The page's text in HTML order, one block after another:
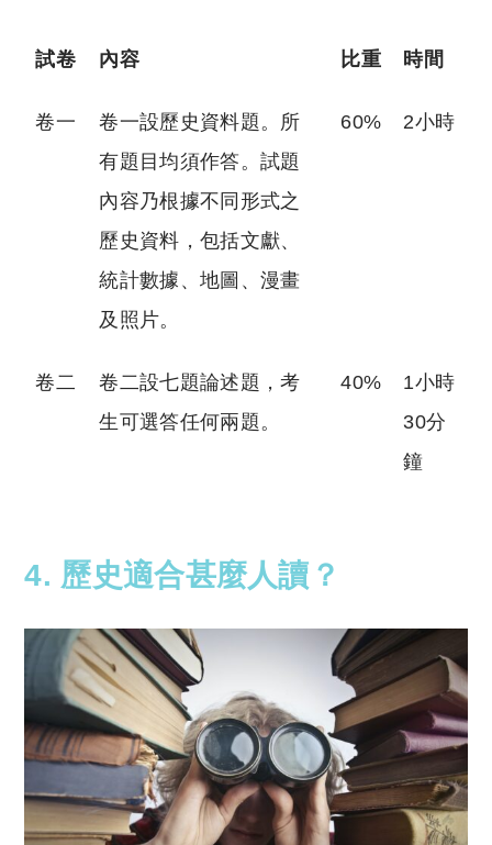
試卷 內容 比重 時間
卷一
卷一設歷史資料題。所
有題目均須作答。試題
內容乃根據不同形式之
歷史資料，包括文獻、
統計數據、地圖、漫畫
及照片。
60% 2小時
卷二
卷二設七題論述題，考
生可選答任何兩題。
40%
1小時
30分
鐘
4. 歷史適合甚麼人讀？